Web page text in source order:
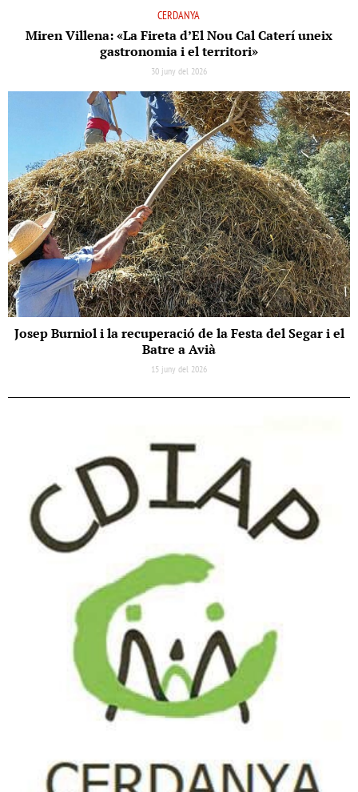
CERDANYA
Miren Villena: «La Fireta d’El Nou Cal Caterí uneix
gastronomia i el territori»
30 juny del 2026
Josep Burniol i la recuperació de la Festa del Segar i el
Batre a Avià
15 juny del 2026